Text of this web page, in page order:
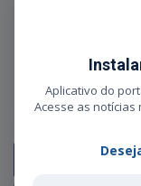
GALERIAAplicativo do
Acesse as notícias
Cacique
evolução
enfermaria
Administrador